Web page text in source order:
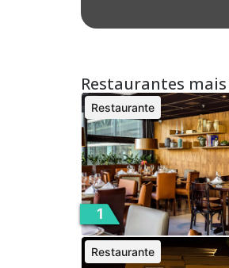
Restaurantes
1
Restaurante
Restaurante